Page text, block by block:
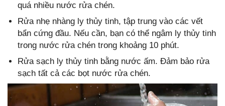
quá nhiều nước rửa chén.
Rửa nhẹ nhàng ly thủy tinh, tập trung vào các vết
bẩn cứng đầu. Nếu cần, bạn có thể ngâm ly thủy tinh
trong nước rửa chén trong khoảng 10 phút.
Rửa sạch ly thủy tinh bằng nước ấm. Đảm bảo rửa
sạch tất cả các bọt nước rửa chén.